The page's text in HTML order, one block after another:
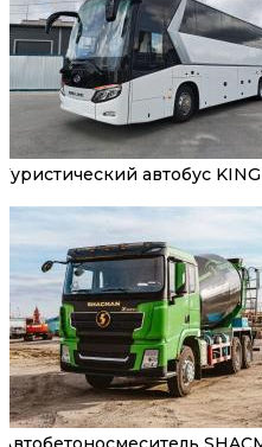
Туристический автобус